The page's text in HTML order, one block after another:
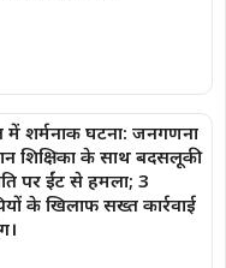
शर्मनाक घटना: जनगणना
शिक्षिका के साथ बदसलूकी
पर ईंट से हमला; 3
के खिलाफ सख्त कार्रवाई